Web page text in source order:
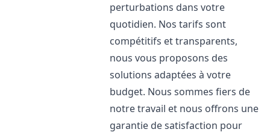
perturbations dans votre
quotidien. Nos tarifs sont
compétitifs et transparents,
nous vous proposons des
solutions adaptées à votre
budget. Nous sommes fiers de
notre travail et nous offrons une
garantie de satisfaction pour